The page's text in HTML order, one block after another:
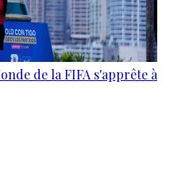
de la FIFA s'apprête à